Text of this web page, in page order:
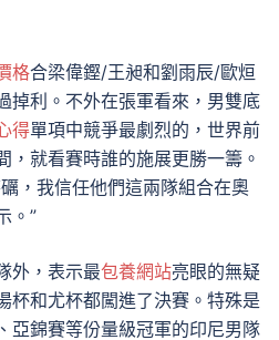
格合梁偉鏗/王昶和劉雨辰/歐烜
掉利。不外在張軍看來，男雙底
得單項中競爭最劇烈的，世界前
，就看賽時誰的施展更勝一籌。
，我信任他們這兩隊組合在奧
。”
外，表示最包養網站亮眼的無疑
杯和尤杯都闖進了決賽。特殊是
亞錦賽等份量級冠軍的印尼男隊